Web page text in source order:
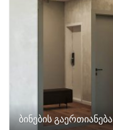
ბინების გაერთიანება